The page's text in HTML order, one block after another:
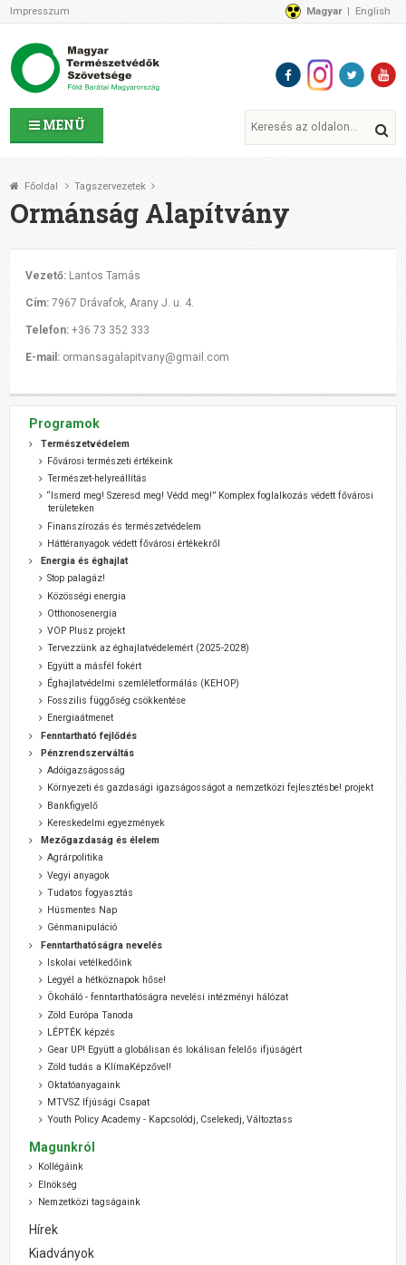
MENÜ
Impresszum Magyar English
Az MTVSZ-ről
Programok
MTVSZ ügyek és események
Tagszervezetek
Támogatóink
CSATLAKOZZ hozzánk!
1%
Adományozz!
Főoldal Tagszervezetek
Ormánság Alapítvány
Vezető: Lantos Tamás
Cím:7967 Drávafok, Arany J. u. 4.
Telefon:+36 73 352 333
E-mail: ormansagalapitvany@gmail.com
Programok
Természetvédelem
Fővárosi természeti értékeink
Természet-helyreállítás
“Ismerd meg! Szeresd meg! Védd meg!” Komplex foglalkozás védett fővárosi
területeken
Finanszírozás és természetvédelem
Háttéranyagok védett fővárosi értékekről
Energia és éghajlat
Stop palagáz!
Közösségi energia
Otthonosenergia
VOP Plusz projekt
Tervezzünk az éghajlatvédelemért (2025-2028)
Együtt a másfél fokért
Éghajlatvédelmi szemléletformálás (KEHOP)
Fosszilis függőség csökkentése
Energiaátmenet
Fenntartható fejlődés
Pénzrendszerváltás
Adóigazságosság
Környezeti és gazdasági igazságosságot a nemzetközi fejlesztésbe! projekt
Bankfigyelő
Kereskedelmi egyezmények
Mezőgazdaság és élelem
Agrárpolitika
Vegyi anyagok
Tudatos fogyasztás
Húsmentes Nap
Génmanipuláció
Fenntarthatóságra nevelés
Iskolai vetélkedőink
Legyél a hétköznapok hőse!
Ökoháló - fenntarthatóságra nevelési intézményi hálózat
Zöld Európa Tanoda
LÉPTÉK képzés
Gear UP! Együtt a globálisan és lokálisan felelős ifjúságért
Zöld tudás a KlímaKépzővel!
Oktatóanyagaink
MTVSZ Ifjúsági Csapat
Youth Policy Academy - Kapcsolódj, Cselekedj, Változtass
Magunkról
Kollégáink
Elnökség
Nemzetközi tagságaink
Hírek
Kiadványok